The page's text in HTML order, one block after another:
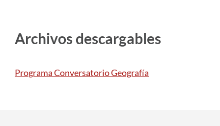
Archivos descargables
Programa Conversatorio Geografía